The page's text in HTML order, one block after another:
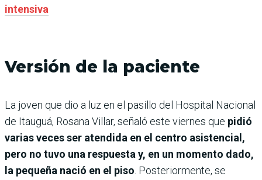
intensiva
Versión de la paciente
La joven que dio a luz en el pasillo del Hospital Nacional
de Itauguá, Rosana Villar, señaló este viernes que pidió
varias veces ser atendida en el centro asistencial,
pero no tuvo una respuesta y, en un momento dado,
la pequeña nació en el piso. Posteriormente, se